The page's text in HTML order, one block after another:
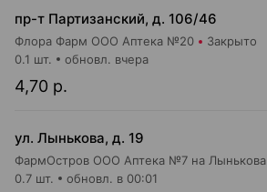
пр-т Партизанский, д. 106/46
Флора Фарм ООО Аптека №20 Закрыто
4,70 р.
0.1 шт. обновл. вчера
ул. Лынькова, д. 19
ФармОстров ООО Аптека №7 на Лынькова
0.7 шт. обновл. в 00:01